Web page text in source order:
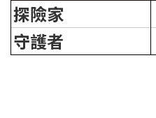
探險家
守護者